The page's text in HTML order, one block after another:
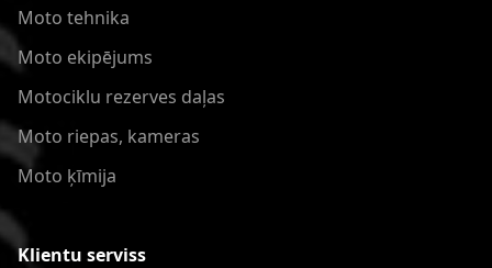
Moto tehnika
Moto ekipējums
Motociklu rezerves daļas
Moto riepas, kameras
Moto ķīmija
Klientu serviss